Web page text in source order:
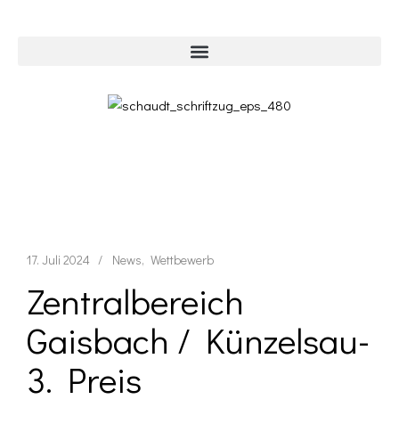
17. Juli 2024 News Wettbewerb
Zentralbereich
Gaisbach / Künzelsau-
3. Preis